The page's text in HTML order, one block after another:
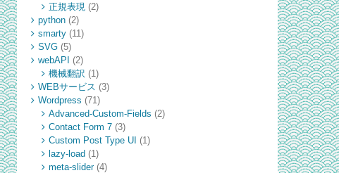
正規表現 (2)
python(2)
smarty(11)
SVG(5)
webAPI
(2)
機械翻訳 (1)
WEBサービス (3)
Wordpress (71)
Advanced-Custom-Fields (2)
Contact Form 7(3)
Custom Post Type UI (1)
lazy-load (1)
meta-slider(4)